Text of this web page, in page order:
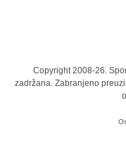
Copyright 2008-26.
zadržana. Zabranjeno